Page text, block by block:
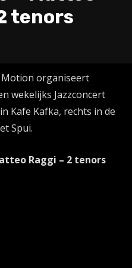
tenors
organiseert
wekelijks Jazzconcert
Kafe Kafka, rechts in de
Spui.
Raggi – 2 tenors